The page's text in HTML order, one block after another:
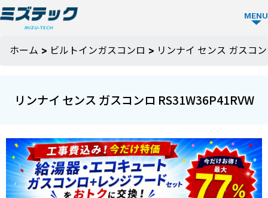
MENU
ビルトイ
食洗機を選
ぶ
ホーム > ビルトインガスコンロ > リンナイ センス ガスコ
リンナイ センス ガスコンロ RS31W36P41RVW